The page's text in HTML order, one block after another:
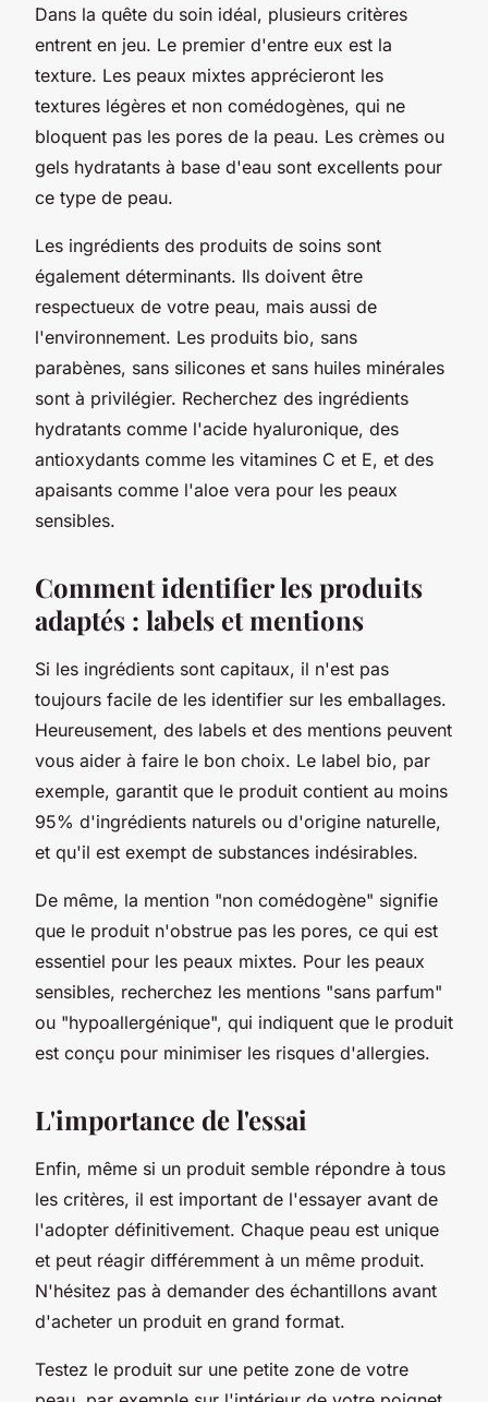
Dans la quête du soin idéal, plusieurs critères
entrent en jeu. Le premier d'entre eux est la
texture. Les peaux mixtes apprécieront les
textures légères et non comédogènes, qui ne
bloquent pas les pores de la peau. Les crèmes ou
gels hydratants à base d'eau sont excellents pour
ce type de peau.
Les ingrédients des produits de soins sont
également déterminants. Ils doivent être
respectueux de votre peau, mais aussi de
l'environnement. Les produits bio, sans
parabènes, sans silicones et sans huiles minérales
sont à privilégier. Recherchez des ingrédients
hydratants comme l'acide hyaluronique, des
antioxydants comme les vitamines C et E, et des
apaisants comme l'aloe vera pour les peaux
sensibles.
Comment identifier les produits
adaptés : labels et mentions
Si les ingrédients sont capitaux, il n'est pas
toujours facile de les identifier sur les emballages.
Heureusement, des labels et des mentions peuvent
vous aider à faire le bon choix. Le label bio, par
exemple, garantit que le produit contient au moins
95% d'ingrédients naturels ou d'origine naturelle,
et qu'il est exempt de substances indésirables.
De même, la mention "non comédogène" signifie
que le produit n'obstrue pas les pores, ce qui est
essentiel pour les peaux mixtes. Pour les peaux
sensibles, recherchez les mentions "sans parfum"
ou "hypoallergénique", qui indiquent que le produit
est conçu pour minimiser les risques d'allergies.
L'importance de l'essai
Enfin, même si un produit semble répondre à tous
les critères, il est important de l'essayer avant de
l'adopter définitivement. Chaque peau est unique
et peut réagir différemment à un même produit.
N'hésitez pas à demander des échantillons avant
d'acheter un produit en grand format.
Testez le produit sur une petite zone de votre